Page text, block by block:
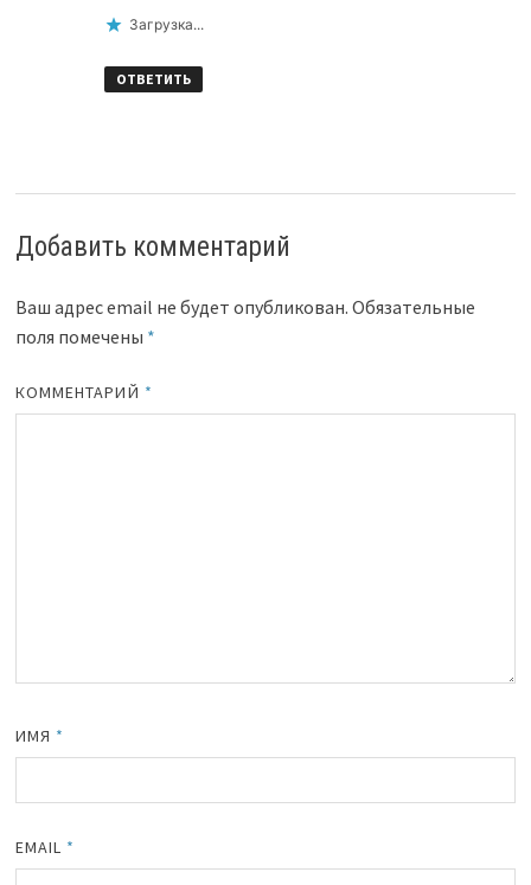
Загрузка...
ОТВЕТИТЬ
Добавить комментарий
Ваш адрес email не будет опубликован. Обязательные
поля помечены *
КОММЕНТАРИЙ *
ИМЯ *
EMAIL *